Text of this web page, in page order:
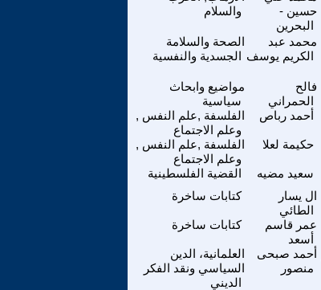
والسلام
حسين -
البحرين
الصحة والسلامة
الجسدية والنفسية
محمد عبد
الكريم يوسف
مواضيع وابحاث
سياسية
فالح
الحمراني
الفلسفة ,علم النفس ,
وعلم الاجتماع
أحمد رباص
الفلسفة ,علم النفس ,
وعلم الاجتماع
حكيمة لعلا
القضية الفلسطينية سعيد مضيه
كتابات ساخرة
ال يسار
الطائي
كتابات ساخرة
عمر قاسم
أسعد
العلمانية، الدين
السياسي ونقد الفكر
الديني
أحمد صبحى
منصور